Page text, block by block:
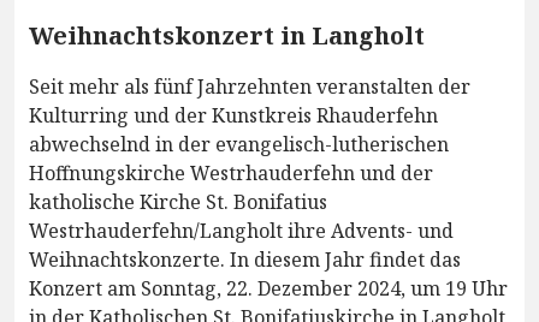
Weihnachtskonzert in Langholt
Seit mehr als fünf Jahrzehnten veranstalten der
Kulturring und der Kunstkreis Rhauderfehn
abwechselnd in der evangelisch-lutherischen
Hoffnungskirche Westrhauderfehn und der
katholische Kirche St. Bonifatius
Westrhauderfehn/Langholt ihre Advents- und
Weihnachtskonzerte. In diesem Jahr findet das
Konzert am Sonntag, 22. Dezember 2024, um 19 Uhr